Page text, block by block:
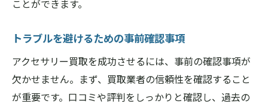
ことができます。
トラブルを避けるための事前確認事項
アクセサリー買取を成功させるには、事前の確認事項が
欠かせません。まず、買取業者の信頼性を確認すること
が重要です。口コミや評判をしっかりと確認し、過去の